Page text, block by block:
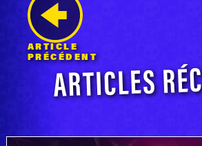
ARTICLE
PRÉCÉDENT
ARTICLES